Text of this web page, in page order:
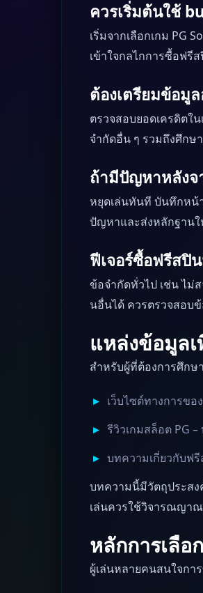
ควรเริ่มต้นใช้
เริ่มจากเลือกเกม PG
เข้าใจกลไกการซื้อฟรี
ต้องเตรียมข้อมู
ตรวจสอบยอดเครดิตใ
จำกัดอื่น ๆ รวมถึงศึกษ
ถ้ามีปัญหาหลังจ
หยุดเล่นทันที บันทึกหน้
ปัญหาและส่งหลักฐานใ
ฟีเจอร์ซื้อฟรีสปิ
ข้อจำกัดทั่วไป เช่น ไม่
นอื่นได้ ควรตรวจสอบ
แหล่งข้อมูล
สำหรับผู้ที่ต้องการศึกษ
เว็บไซต์ทางการขอ
รีวิวเกมสล็อต PG –
บทความเกี่ยวกับฟรี
บทความนี้มีวัตถุประสง
เล่นควรใช้วิจารณญาณ
หลักการเลื
ผู้เล่นหลายคนสนใจกา